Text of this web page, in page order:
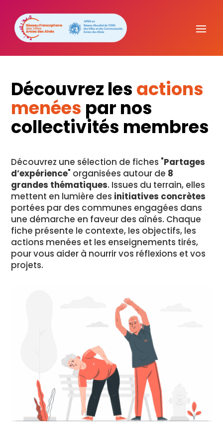
Découvrez les actions
menées par nos
collectivités membres
Découvrez une sélection de fiches "Partages
d’expérience" organisées autour de 8
grandes thématiques. Issues du terrain, elles
mettent en lumière des initiatives concrètes
portées par des communes engagées dans
une démarche en faveur des aînés. Chaque
fiche présente le contexte, les objectifs, les
actions menées et les enseignements tirés,
pour vous aider à nourrir vos réflexions et vos
projets.